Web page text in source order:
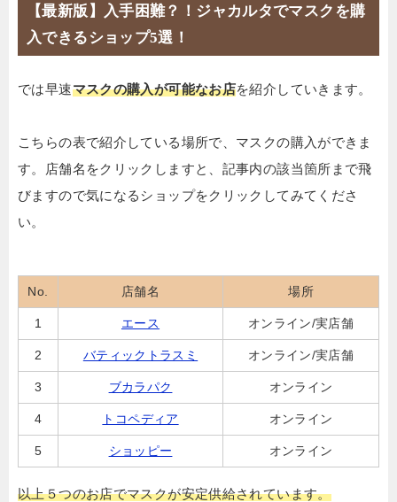
【最新版】入手困難？！ジャカルタでマスクを購
入できるショップ5選！
では早速マスクの購入が可能なお店を紹介していきます。
こちらの表で紹介している場所で、マスクの購入ができま
す。店舗名をクリックしますと、記事内の該当箇所まで飛
びますので気になるショップをクリックしてみてくださ
い。
No. 店舗名 場所
1 エース オンライン/実店舗
2 バティックトラスミ オンライン/実店舗
3 ブカラパク オンライン
4 トコペディア オンライン
5 ショッピー オンライン
以上５つのお店でマスクが安定供給されています。